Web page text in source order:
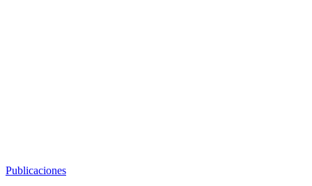
Publicaciones